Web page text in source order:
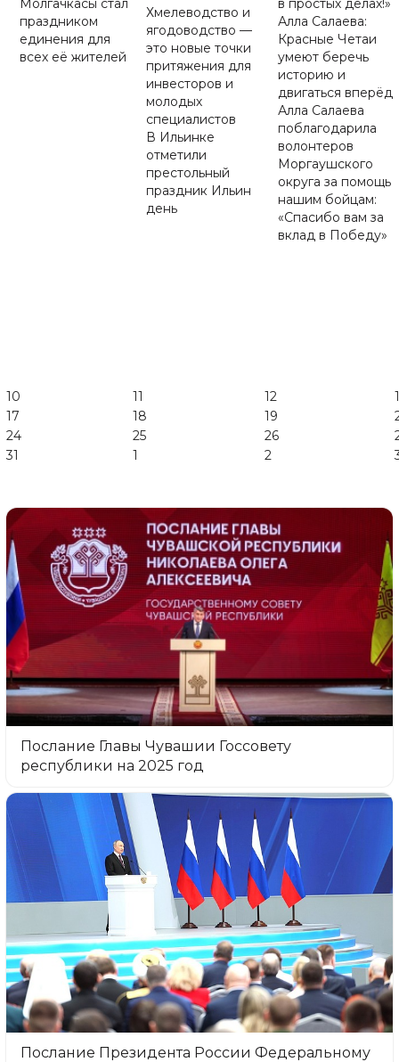
Молгачкасы стал
праздником
единения для
всех её жителей
Хмелеводство и
ягодоводство —
это новые точки
притяжения для
инвесторов и
молодых
специалистов
В Ильинке
отметили
престольный
праздник Ильин
день
в простых делах!»
Алла Салаева:
Красные Четаи
умеют беречь
историю и
двигаться вперёд
Алла Салаева
поблагодарила
волонтеров
Моргаушского
округа за помощь
нашим бойцам:
«Спасибо вам за
вклад в Победу»
10 11 12
17
18 19
24
25 26
31
1 2
Послание Главы Чувашии Госсовету
республики на 2025 год
Послание Президента России Федеральному